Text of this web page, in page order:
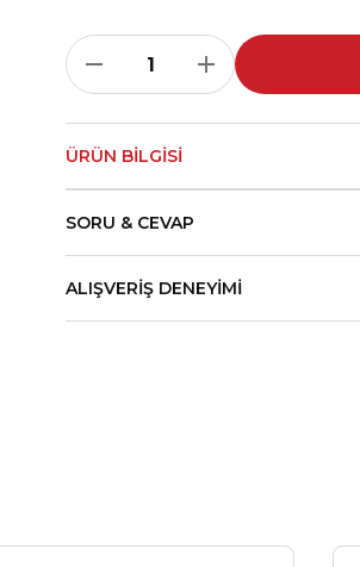
ÜRÜN BILGISI
SORU & CEVAP
ALIŞVERIŞ DENEYIMI